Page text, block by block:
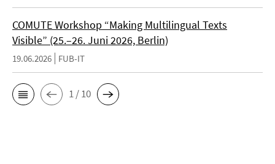
COMUTE Workshop “Making Multilingual Texts
Visible” (25.–26. Juni 2026, Berlin)
19.06.2026 FUB-IT
1 / 10